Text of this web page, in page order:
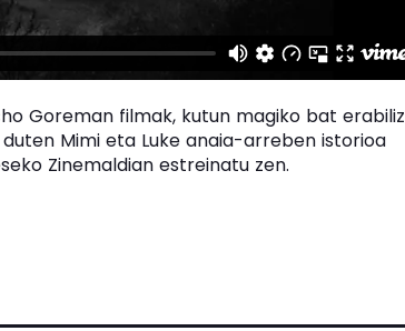
Goreman filmak, kutun magiko bat erabiliz
Mimi eta Luke anaia-arreben istorioa
Zinemaldian estreinatu zen.